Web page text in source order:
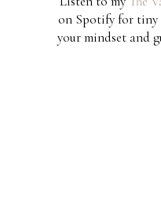
on Spotify for tiny
your mindset and